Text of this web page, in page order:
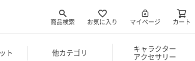
商品検索 お気に入り マイページ カート
ト 他カテゴリ
キャラクター
アクセサリー